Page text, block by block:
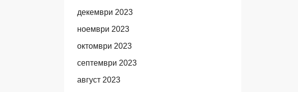
декември 2023
ноември 2023
октомври 2023
септември 2023
август 2023